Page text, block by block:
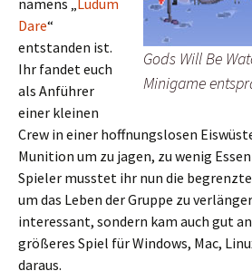
Gods Will Be
Minigame
Dare“
entstanden ist.
Ihr fandet euch
als Anführer
einer kleinen
Crew in einer hoffnungslosen
Munition um zu jagen, zu wenig
Spieler musstet ihr nun die
um das Leben der Gruppe zu
interessant, sondern kam auch gut
größeres Spiel für Windows, Mac,
daraus.